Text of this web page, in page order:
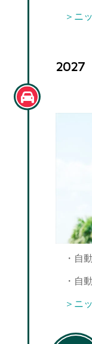
＞ニ
2027
・自
・自
＞ニ